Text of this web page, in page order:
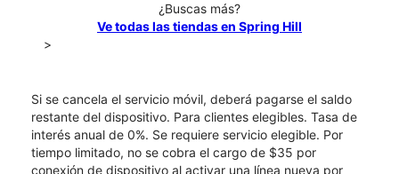
¿Buscas más?
Ve todas las tiendas en Spring Hill
>
Si se cancela el servicio móvil, deberá pagarse el saldo
restante del dispositivo. Para clientes elegibles. Tasa de
interés anual de 0%. Se requiere servicio elegible. Por
tiempo limitado, no se cobra el cargo de $35 por
conexión de dispositivo al activar una línea nueva por